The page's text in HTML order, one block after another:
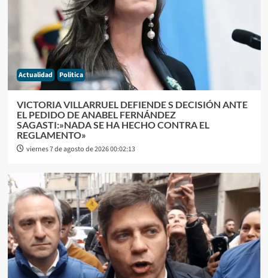
Actualidad Politica
VICTORIA VILLARRUEL DEFIENDE S DECISIÓN ANTE
EL PEDIDO DE ANABEL FERNÁNDEZ
SAGASTI:»NADA SE HA HECHO CONTRA EL
REGLAMENTO»
viernes 7 de agosto de 2026 00:02:13